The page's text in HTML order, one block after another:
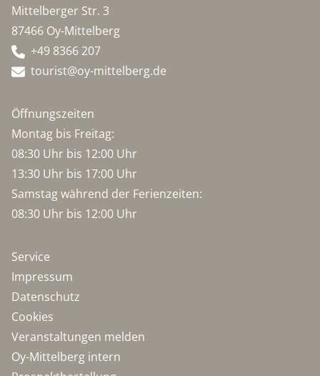
Mittelberger Str. 3
87466 Oy-Mittelberg
+49 8366 207
tourist@oy-mittelberg.de
Öffnungszeiten
Montag bis Freitag:
08:30 Uhr bis 12:00 Uhr
13:30 Uhr bis 17:00 Uhr
Samstag während der Ferienzeiten:
08:30 Uhr bis 12:00 Uhr
Service
Impressum
Datenschutz
Cookies
Veranstaltungen melden
Oy-Mittelberg intern